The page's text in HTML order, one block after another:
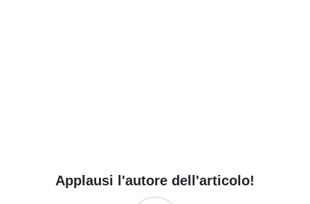
Applausi l'autore dell'articolo!